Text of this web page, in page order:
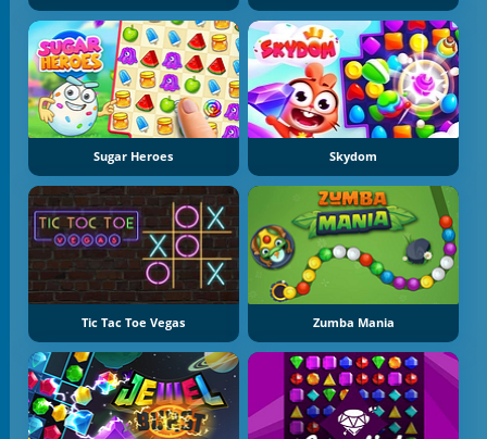
Sugar Heroes Skydom
Tic Tac Toe Vegas Zumba Mania